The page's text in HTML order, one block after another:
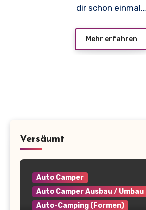
dir schon einmal…
Mehr erfahren
Versäumt
Auto Camper
Auto Camper Ausbau / Umbau
Auto-Camping (Formen)